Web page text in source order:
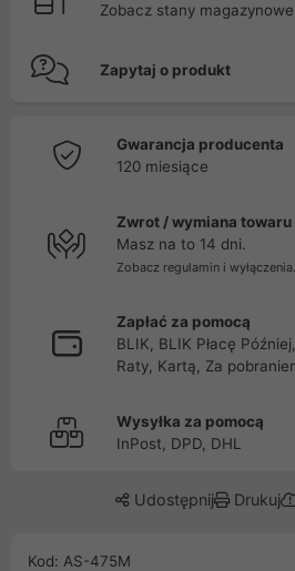
Zobacz stany magazynowe
Zapytaj o produkt
Gwarancja producenta
120 miesiące
Zwrot / wymiana towaru
Masz na to 14 dni.
Zobacz regulamin i
Zapłać za pomocą
BLIK, BLIK Płacę
Raty, Kartą, Za
Wysyłka za pomocą
InPost, DPD, DHL
Udostępnij Drukuj
Kod: AS-475M